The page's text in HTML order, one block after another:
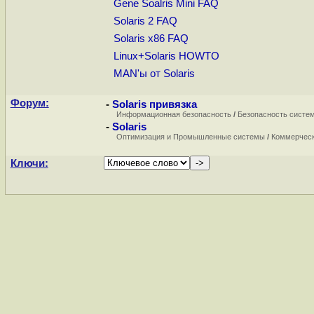
Gene Soalris Mini FAQ
Solaris 2 FAQ
Solaris x86 FAQ
Linux+Solaris HOWTO
MAN'ы от Solaris
Форум: - Solaris привязка
Информационная безопасность / Безопасность
- Solaris
Оптимизация и Промышленные системы /
Ключи: